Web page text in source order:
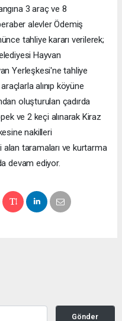
3 araç ve 8
alevler Ödemiş
tahliye kararı verilerek;
Hayvan
Yerleşkesi'ne tahliye
alınıp köyüne
oluşturulan çadırda
ve 2 keçi alınarak Kiraz
nakilleri
alan taramaları ve kurtarma
devam ediyor.
Gönder